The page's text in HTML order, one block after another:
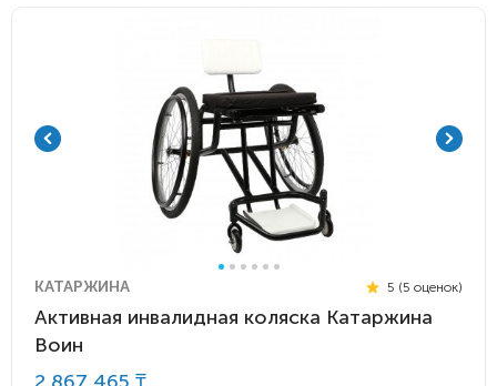
КАТАРЖИНА 5 (5 оценок)
Активная инвалидная коляска Катаржина
Воин